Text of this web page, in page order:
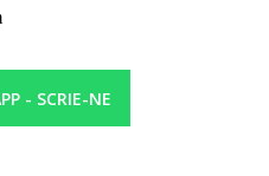
- SCRIE-NE